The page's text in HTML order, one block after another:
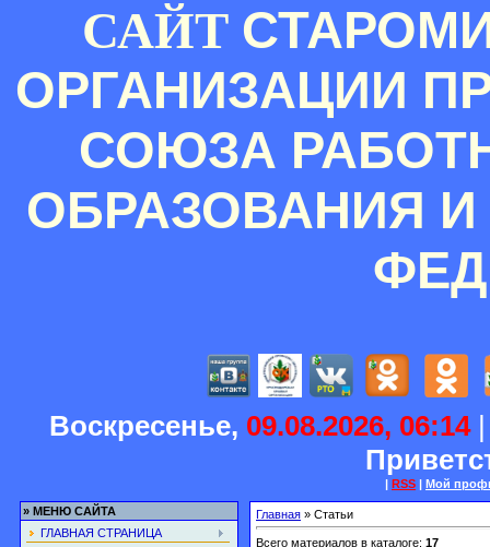
САЙТ
ОРГАНИЗАЦИИ
СОЮЗА
ОБРАЗОВАНИЯ
Воскресенье, 09.08.2026, 06:14
| RSS | Мой
» МЕНЮ САЙТА
ГЛАВНАЯ СТРАНИЦА
Главная » Статьи
Всего материалов в каталоге: 17